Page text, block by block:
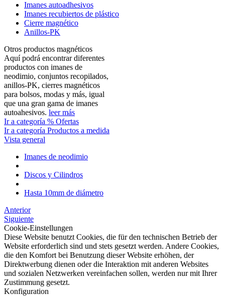
Imanes autoadhesivos
Imanes recubiertos de plástico
Cierre magnético
Anillos-PK
Otros productos magnéticos
Aquí podrá encontrar diferentes
productos con imanes de
neodimio, conjuntos recopilados,
anillos-PK, cierres magnéticos
para bolsos, modas y más, igual
que una gran gama de imanes
autoahesivos. leer más
Ir a categoría % Ofertas
Ir a categoría Productos a medida
Vista general
Imanes de neodimio
Discos y Cilindros
Hasta 10mm de diámetro
Anterior
Siguiente
Cookie-Einstellungen
Diese Website benutzt Cookies, die für den technischen Betrieb der
Website erforderlich sind und stets gesetzt werden. Andere Cookies,
die den Komfort bei Benutzung dieser Website erhöhen, der
Direktwerbung dienen oder die Interaktion mit anderen Websites
und sozialen Netzwerken vereinfachen sollen, werden nur mit Ihrer
Zustimmung gesetzt.
Konfiguration